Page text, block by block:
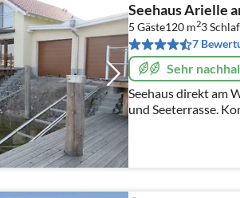
Seehaus Arielle
5 Gäste120 m23
7
Sehr
Seehaus direkt am
und Seeterrasse.
Fußbodenheizung,
Hunde willkommen.